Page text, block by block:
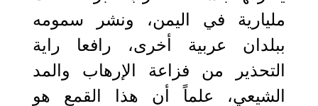
مليارية في اليمن، ونشر سمومه
ببلدان عربية أخرى، رافعا راية
التحذير من فزاعة الإرهاب والمد
الشيعي، علماً أن هذا القمع هو